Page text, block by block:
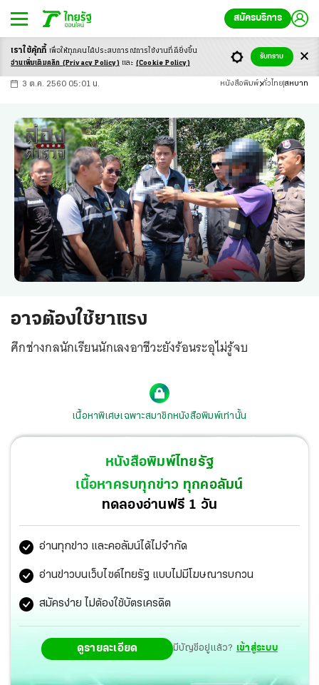
สมัครบริการ
-ก ก ก+
3 ต.ค. 2560 05:01 น. หนังสือพิมพ์ ทั่วไทย สหบาท
อาจต้องใช้ยาแรง
ศึกช่างกลนักเรียนนักเลงอาชีวะยังร้อนระอุไม่รู้จบ
เนื้อหาพิเศษเฉพาะสมาชิกหนังสือพิมพ์เท่านั้น
หนังสือพิมพ์ไทยรัฐ
เนื้อหาครบทุกข่าว ทุกคอลัมน์
ทดลองอ่านฟรี 1 วัน
อ่านทุกข่าว และคอลัมน์ได้ไม่จำกัด
อ่านข่าวบนเว็บไซต์ไทยรัฐ แบบไม่มีโฆษณารบกวน
สมัครง่าย ไม่ต้องใช้บัตรเครดิต
ดูรายละเอียด มีบัญชีอยู่แล้ว? เข้าสู่ระบบ
เราใช้คุ้กกี้ เพื่อให้ทุกคนได้ประสบการณ์การใช้งานที่ดียิ่งขึ้น
อ่านเพิ่มเติมคลิก (Privacy Policy) และ (Cookie Policy)
รับทราบ